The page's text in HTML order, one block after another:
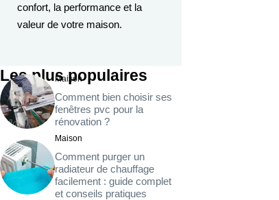
confort, la performance et la
valeur de votre maison.
Les plus populaires
Maison
Comment bien choisir ses
fenêtres pvc pour la
rénovation ?
Maison
Comment purger un
radiateur de chauffage
facilement : guide complet
et conseils pratiques